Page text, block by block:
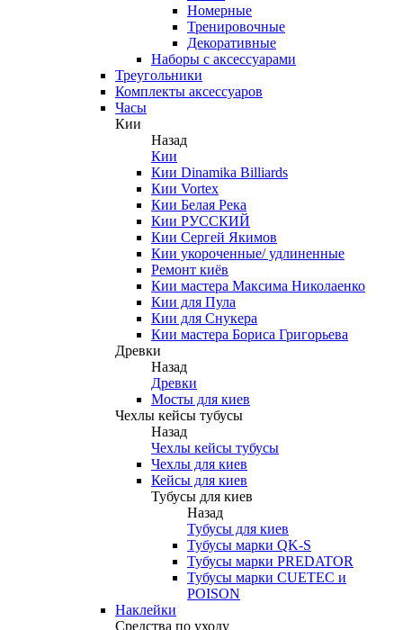
Номерные
Тренировочные
Декоративные
Наборы с аксессуарами
Треугольники
Комплекты аксессуаров
Часы
Кии
Назад
Кии
Кии Dinamika Billiards
Кии Vortex
Кии Белая Река
Кии РУССКИЙ
Кии Сергей Якимов
Кии укороченные/ удлиненные
Ремонт киёв
Кии мастера Максима Николаенко
Кии для Пула
Кии для Снукера
Кии мастера Бориса Григорьева
Древки
Назад
Древки
Мосты для киев
Чехлы кейсы тубусы
Назад
Чехлы кейсы тубусы
Чехлы для киев
Кейсы для киев
Тубусы для киев
Назад
Тубусы для киев
Тубусы марки QK-S
Тубусы марки PREDATOR
Тубусы марки CUETEC и
POISON
Наклейки
Средства по уходу